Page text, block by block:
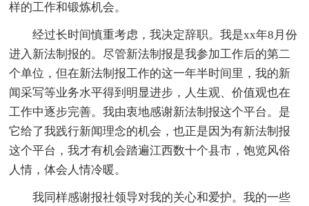
样的工作和锻炼机会。
经过长时间慎重考虑，我决定辞职。我是xx年8月份
进入新法制报的。尽管新法制报是我参加工作后的第二
个单位，但在新法制报工作的这一年半时间里，我的新
闻采写等业务水平得到明显进步，人生观、价值观也在
工作中逐步完善。我由衷地感谢新法制报这个平台。是
它给了我践行新闻理念的机会，也正是因为有新法制报
这个平台，我才有机会踏遍江西数十个县市，饱览风俗
人情，体会人情冷暖。
我同样感谢报社领导对我的关心和爱护。我的一些